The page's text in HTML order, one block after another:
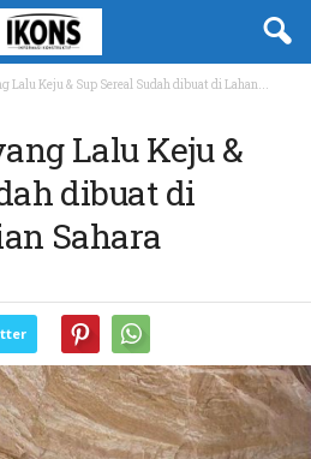
Lalu Keju & Sup Sereal Sudah dibuat di Lahan...
Lalu Keju &
dibuat di
Sahara